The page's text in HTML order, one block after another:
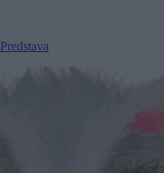
Predstava